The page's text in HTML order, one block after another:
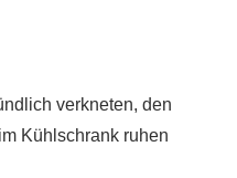
verkneten, den
Kühlschrank ruhen